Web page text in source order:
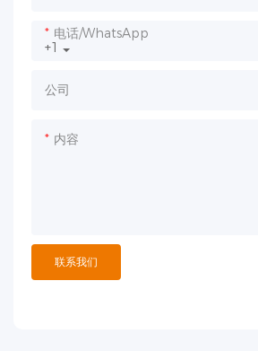
+1
电话/WhatsApp
公司
内容
联系我们